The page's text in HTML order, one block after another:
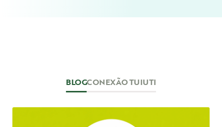
BLOGCONEXÃO TUIUTI